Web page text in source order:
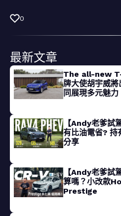
0
最新文章
The all-new
牌大使胡宇威
同展現多元魅力
【Andy老爹試
有比油電省? 持
分享
【Andy老爹試
算嗎？小改款
Prestige